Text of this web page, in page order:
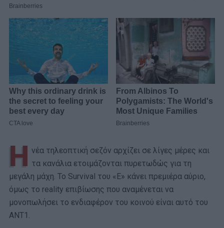
Η νέα τηλεοπτική σεζόν αρχίζει σε λίγες μέρες και
τα κανάλια ετοιμάζονται πυρετωδώς για τη
μεγάλη μάχη. Το Survival του «Ε» κάνει πρεμιέρα αύριο,
όμως το reality επιβίωσης που αναμένεται να
μονοπωλήσει το ενδιαφέρον του κοινού είναι αυτό του
ΑΝΤ1.